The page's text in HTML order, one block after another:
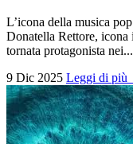
L’icona della musica
Donatella Rettore, icona
tornata protagonista nei...
9 Dic 2025 Leggi di più